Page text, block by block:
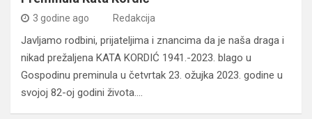
3 godine ago Redakcija
Javljamo rodbini, prijateljima i znancima da je naša draga i
nikad prežaljena KATA KORDIĆ 1941.-2023. blago u
Gospodinu preminula u četvrtak 23. ožujka 2023. godine u
svojoj 82-oj godini života.…